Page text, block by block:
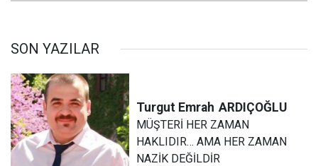
SON YAZILAR
Turgut Emrah ARDIÇOĞLU
MÜŞTERİ HER ZAMAN
HAKLIDIR… AMA HER ZAMAN
NAZİK DEĞİLDİR